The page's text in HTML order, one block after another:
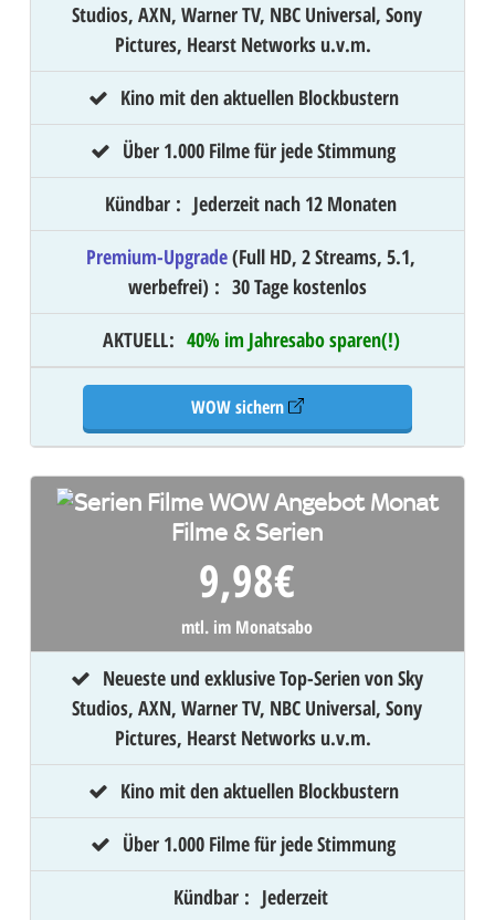
Studios, AXN, Warner TV, NBC Universal, Sony
Pictures, Hearst Networks u.v.m.
Kino mit den aktuellen Blockbustern
Über 1.000 Filme für jede Stimmung
Kündbar : Jederzeit nach 12 Monaten
Premium-Upgrade(Full HD, 2 Streams, 5.1,
werbefrei) : 30 Tage kostenlos
AKTUELL: 40% im Jahresabo sparen(!)
WOW sichern
Filme & Serien
9,98€
mtl. im Monatsabo
Neueste und exklusive Top-Serien von Sky
Studios, AXN, Warner TV, NBC Universal, Sony
Pictures, Hearst Networks u.v.m.
Kino mit den aktuellen Blockbustern
Über 1.000 Filme für jede Stimmung
Kündbar : Jederzeit